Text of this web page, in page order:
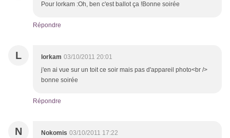
Pour lorkam :Oh, ben c'est ballot ça !Bonne soirée
Répondre
L lorkam 03/10/2011 20:01
j'en ai vue sur un toit ce soir mais pas d'appareil photo<br />
bonne soirée
Répondre
N Nokomis 03/10/2011 17:22